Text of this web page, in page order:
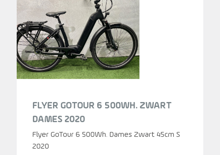
FLYER GOTOUR 6 500WH. ZWART
DAMES 2020
Flyer GoTour 6 500Wh. Dames Zwart 45cm S
2020